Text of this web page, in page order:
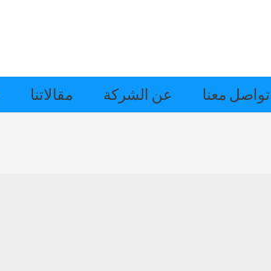
تواصل معنا عن الشركة مقالاتنا